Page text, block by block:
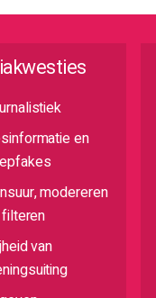
en
modereren
van